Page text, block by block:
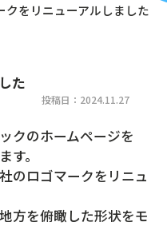
クをリニューアルしました
た
投稿日：2024.11.27
クのホームページを
す。
のロゴマークをリニュ
方を俯瞰した形状をモ